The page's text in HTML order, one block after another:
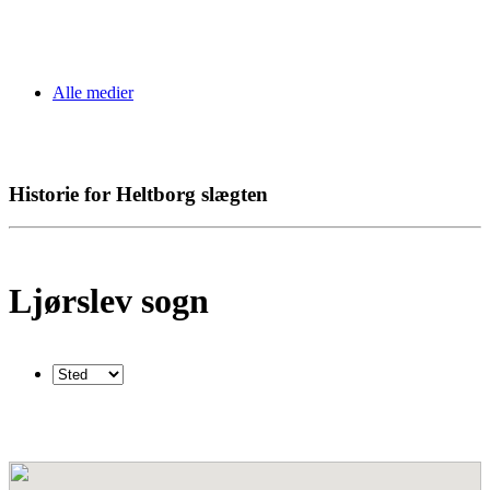
Alle medier
Historie for Heltborg slægten
Ljørslev sogn